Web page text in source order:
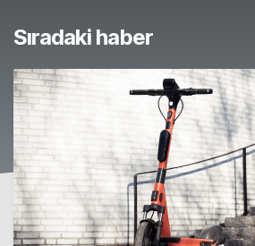
Sıradaki haber